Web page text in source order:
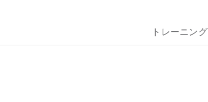
トレーニング